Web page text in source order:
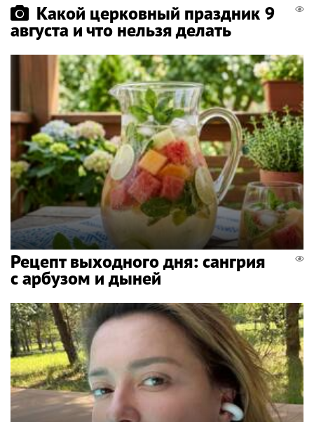
Какой церковный праздник 9
августа и что нельзя делать
Рецепт выходного дня: сангрия
с арбузом и дыней